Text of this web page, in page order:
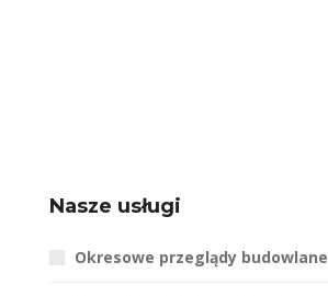
Nasze usługi
Okresowe przeglądy budowlane